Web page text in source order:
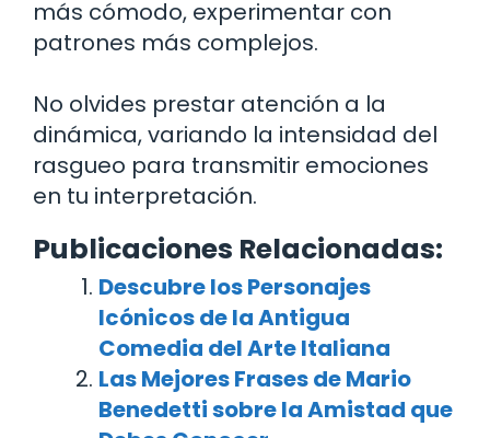
más cómodo, experimentar con
patrones más complejos.
No olvides prestar atención a la
dinámica, variando la intensidad del
rasgueo para transmitir emociones
en tu interpretación.
Publicaciones Relacionadas:
Descubre los Personajes
Icónicos de la Antigua
Comedia del Arte Italiana
Las Mejores Frases de Mario
Benedetti sobre la Amistad que